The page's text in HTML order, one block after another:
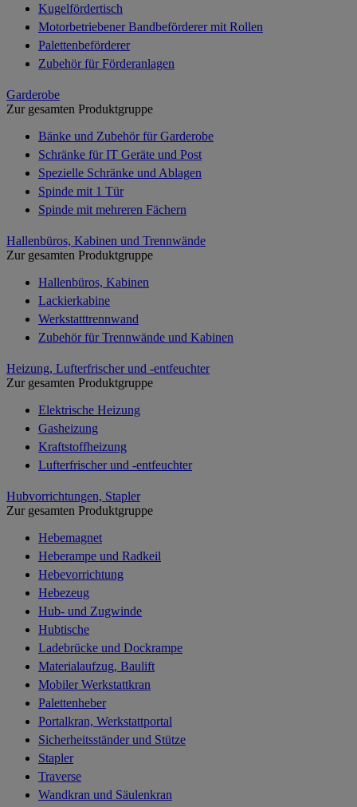
Kugelfördertisch
Motorbetriebener Bandbeförderer mit Rollen
Palettenbeförderer
Zubehör für Förderanlagen
Garderobe
Zur gesamten Produktgruppe
Bänke und Zubehör für Garderobe
Schränke für IT Geräte und Post
Spezielle Schränke und Ablagen
Spinde mit 1 Tür
Spinde mit mehreren Fächern
Hallenbüros, Kabinen und Trennwände
Zur gesamten Produktgruppe
Hallenbüros, Kabinen
Lackierkabine
Werkstatttrennwand
Zubehör für Trennwände und Kabinen
Heizung, Lufterfrischer und -entfeuchter
Zur gesamten Produktgruppe
Elektrische Heizung
Gasheizung
Kraftstoffheizung
Lufterfrischer und -entfeuchter
Hubvorrichtungen, Stapler
Zur gesamten Produktgruppe
Hebemagnet
Heberampe und Radkeil
Hebevorrichtung
Hebezeug
Hub- und Zugwinde
Hubtische
Ladebrücke und Dockrampe
Materialaufzug, Baulift
Mobiler Werkstattkran
Palettenheber
Portalkran, Werkstattportal
Sicherheitsständer und Stütze
Stapler
Traverse
Wandkran und Säulenkran